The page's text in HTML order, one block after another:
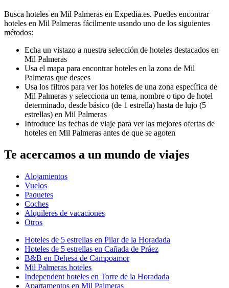
Busca hoteles en Mil Palmeras en Expedia.es. Puedes encontrar
hoteles en Mil Palmeras fácilmente usando uno de los siguientes
métodos:
Echa un vistazo a nuestra selección de hoteles destacados en
Mil Palmeras
Usa el mapa para encontrar hoteles en la zona de Mil
Palmeras que desees
Usa los filtros para ver los hoteles de una zona específica de
Mil Palmeras y selecciona un tema, nombre o tipo de hotel
determinado, desde básico (de 1 estrella) hasta de lujo (5
estrellas) en Mil Palmeras
Introduce las fechas de viaje para ver las mejores ofertas de
hoteles en Mil Palmeras antes de que se agoten
Te acercamos a un mundo de viajes
Alojamientos
Vuelos
Paquetes
Coches
Alquileres de vacaciones
Otros
Hoteles de 5 estrellas en Pilar de la Horadada
Hoteles de 5 estrellas en Cañada de Práez
B&B en Dehesa de Campoamor
Mil Palmeras hoteles
Independent hoteles en Torre de la Horadada
Apartamentos en Mil Palmeras